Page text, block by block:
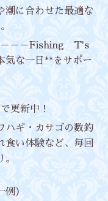
潮に合わせた最適な
－－－Fishing T's
気な一日**をサポー
更新中！
ハギ・カサゴの数釣
食い体験など、毎回
）